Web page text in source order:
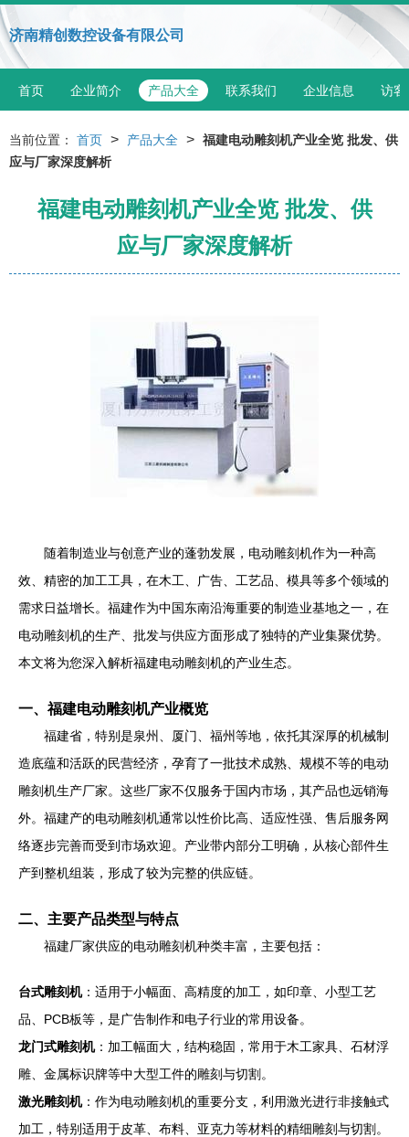
济南精创数控设备有限公司
首页 企业简介 产品大全 联系我们 企业信息 访客
当前位置： 首页 > 产品大全 > 福建电动雕刻机产业全览 批发、供
应与厂家深度解析
福建电动雕刻机产业全览 批发、供
应与厂家深度解析
随着制造业与创意产业的蓬勃发展，电动雕刻机作为一种高
效、精密的加工工具，在木工、广告、工艺品、模具等多个领域的
需求日益增长。福建作为中国东南沿海重要的制造业基地之一，在
电动雕刻机的生产、批发与供应方面形成了独特的产业集聚优势。
本文将为您深入解析福建电动雕刻机的产业生态。
一、福建电动雕刻机产业概览
福建省，特别是泉州、厦门、福州等地，依托其深厚的机械制
造底蕴和活跃的民营经济，孕育了一批技术成熟、规模不等的电动
雕刻机生产厂家。这些厂家不仅服务于国内市场，其产品也远销海
外。福建产的电动雕刻机通常以性价比高、适应性强、售后服务网
络逐步完善而受到市场欢迎。产业带内部分工明确，从核心部件生
产到整机组装，形成了较为完整的供应链。
二、主要产品类型与特点
福建厂家供应的电动雕刻机种类丰富，主要包括：
台式雕刻机：适用于小幅面、高精度的加工，如印章、小型工艺
品、PCB板等，是广告制作和电子行业的常用设备。
龙门式雕刻机：加工幅面大，结构稳固，常用于木工家具、石材浮
雕、金属标识牌等中大型工件的雕刻与切割。
激光雕刻机：作为电动雕刻机的重要分支，利用激光进行非接触式
加工，特别适用于皮革、布料、亚克力等材料的精细雕刻与切割。